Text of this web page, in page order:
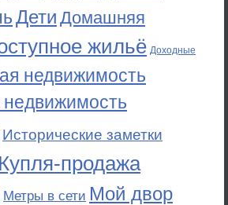
Дети Домашняя
жильё Доходные
недвижимость
Исторические заметки
Купля-продажа
Метры в сети Мой двор